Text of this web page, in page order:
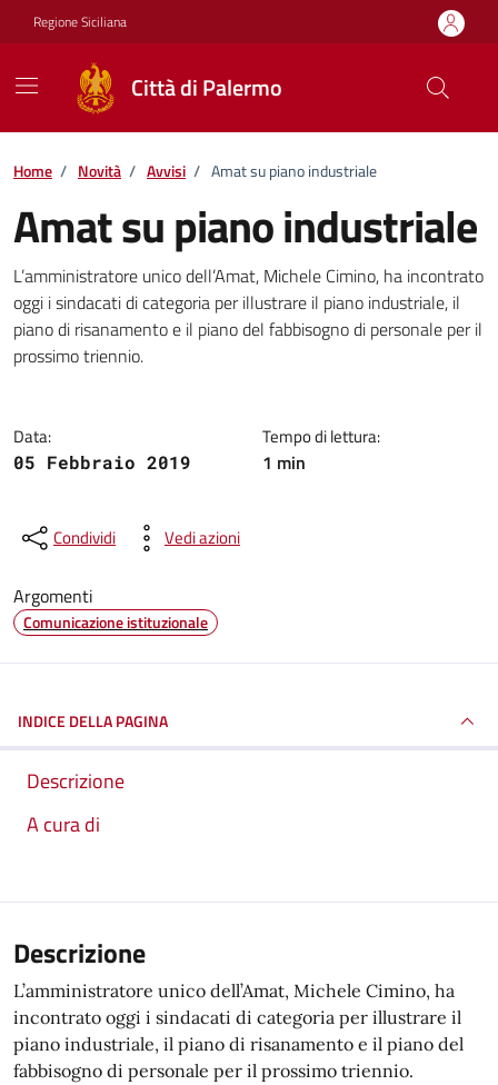
Vai ai contenuti
Vai al footer
Regione Siciliana
Città di Palermo
Home / Novità / Avvisi / Amat su piano industriale
Amat su piano industriale
Dettagli della notizia
L’amministratore unico dell’Amat, Michele Cimino, ha incontrato
oggi i sindacati di categoria per illustrare il piano industriale, il
piano di risanamento e il piano del fabbisogno di personale per il
prossimo triennio.
Data:
05 Febbraio 2019
Tempo di lettura:
1 min
Condividi Vedi azioni
Argomenti
Comunicazione istituzionale
INDICE DELLA PAGINA
Descrizione
A cura di
Descrizione
L’amministratore unico dell’Amat, Michele Cimino, ha
incontrato oggi i sindacati di categoria per illustrare il
piano industriale, il piano di risanamento e il piano del
fabbisogno di personale per il prossimo triennio.